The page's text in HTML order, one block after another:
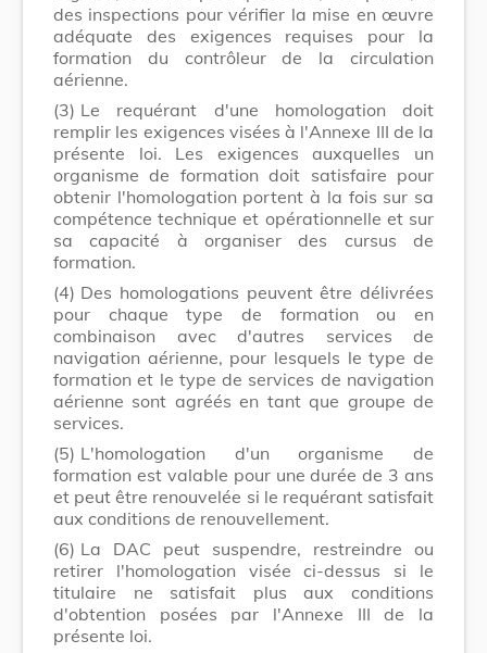
des inspections pour vérifier la mise en œuvre
adéquate des exigences requises pour la
formation du contrôleur de la circulation
aérienne.
(3) Le requérant d'une homologation doit
remplir les exigences visées à l'Annexe III de la
présente loi. Les exigences auxquelles un
organisme de formation doit satisfaire pour
obtenir l'homologation portent à la fois sur sa
compétence technique et opérationnelle et sur
sa capacité à organiser des cursus de
formation.
(4) Des homologations peuvent être délivrées
pour chaque type de formation ou en
combinaison avec d'autres services de
navigation aérienne, pour lesquels le type de
formation et le type de services de navigation
aérienne sont agréés en tant que groupe de
services.
(5) L'homologation d'un organisme de
formation est valable pour une durée de 3 ans
et peut être renouvelée si le requérant satisfait
aux conditions de renouvellement.
(6) La DAC peut suspendre, restreindre ou
retirer l'homologation visée ci-dessus si le
titulaire ne satisfait plus aux conditions
d'obtention posées par l'Annexe III de la
présente loi.